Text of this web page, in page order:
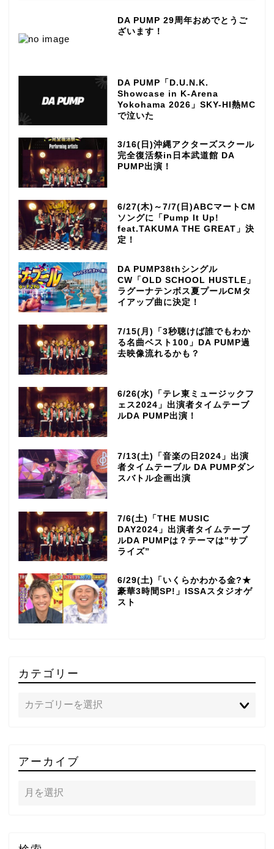
DA PUMP 29周年おめでとうご
ざいます！
DA PUMP「D.U.N.K.
Showcase in K-Arena
Yokohama 2026」SKY-HI熱MC
で泣いた
3/16(日)沖縄アクターズスクール
完全復活祭in日本武道館 DA
PUMP出演！
6/27(木)～7/7(日)ABCマートCM
ソングに「Pump It Up!
feat.TAKUMA THE GREAT」決
定！
DA PUMP38thシングル
CW「OLD SCHOOL HUSTLE」
ラグーナテンボス夏プールCMタ
イアップ曲に決定！
7/15(月)「3秒聴けば誰でもわか
る名曲ベスト100」DA PUMP過
去映像流れるかも？
6/26(水)「テレ東ミュージックフ
ェス2024」出演者タイムテーブ
ルDA PUMP出演！
7/13(土)「音楽の日2024」出演
者タイムテーブル DA PUMPダン
スバトル企画出演
7/6(土)「THE MUSIC
DAY2024」出演者タイムテーブ
ルDA PUMPは？テーマは”サプ
ライズ”
6/29(土)「いくらかわかる金?★
豪華3時間SP!」ISSAスタジオゲ
スト
カテゴリー
アーカイブ